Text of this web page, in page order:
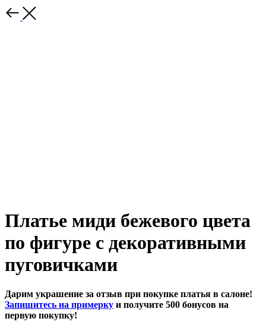
Платье миди бежевого цвета
по фигуре с декоративными
пуговичками
Дарим украшение за отзыв при покупке платья в салоне!
Запишитесь на примерку и получите 500 бонусов на
первую покупку!